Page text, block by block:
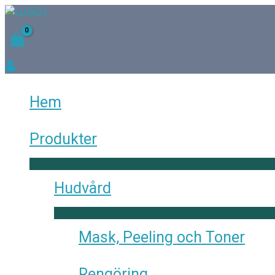
Hoppa
till
innehåll
Hem
Produkter
Hudvård
Mask, Peeling och Toner
Det